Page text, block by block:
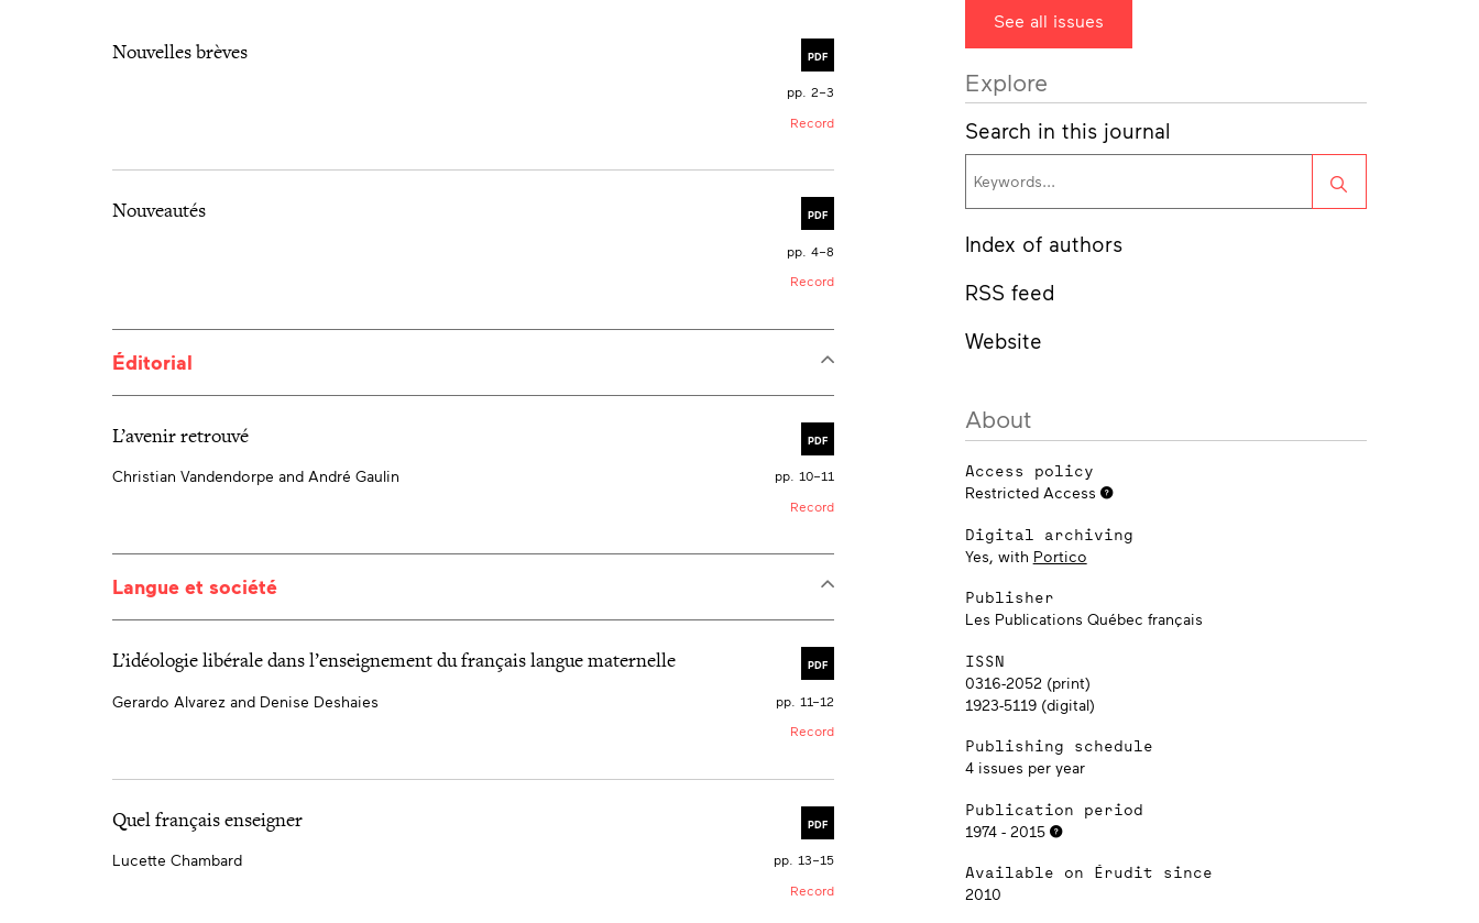
PDF
Nouvelles brèves
pp. 2–3
Record
PDF
Nouveautés
pp. 4–8
Record
Éditorial
PDF
L’avenir retrouvé
Christian Vandendorpe and André Gaulin
pp. 10–11
Record
Langue et société
PDF
L’idéologie libérale dans l’enseignement du français langue maternelle
Gerardo Alvarez and Denise Deshaies
pp. 11–12
Record
PDF
Quel français enseigner
Lucette Chambard
pp. 13–15
Record
See all issues
Explore
Search in this journal
Search
Index of authors
RSS feed
Website
About
Access policy
Restricted Access
Digital archiving
Yes, with Portico
Publisher
Les Publications Québec français
ISSN
0316-2052 (print)
1923-5119 (digital)
Publishing schedule
4 issues per year
Publication period
1974 - 2015
Available on Érudit since
2010